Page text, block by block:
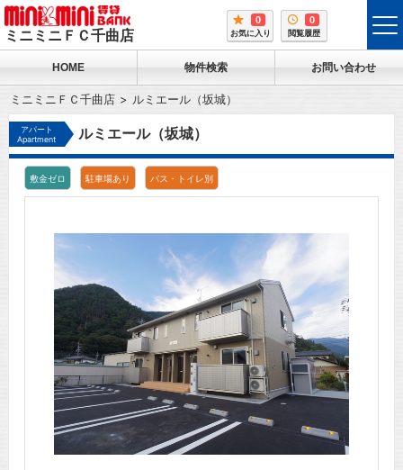
ミニミニＦＣ千曲店
0
お気に入り
0
閲覧履歴
HOME 物件検索 お問い合わせ
ミニミニＦＣ千曲店 ルミエール（坂城）
アパート
Apartment
ルミエール（坂城）
敷金ゼロ 駐車場あり バス・トイレ別